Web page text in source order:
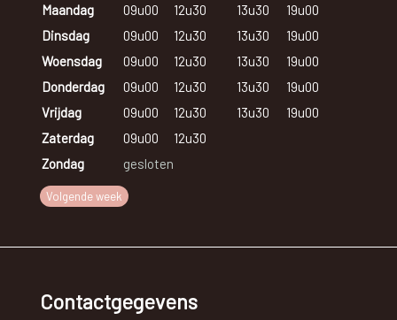
Maandag 09u00 12u30 13u30
19u00
Dinsdag
09u00 12u30 13u30
19u00
Woensdag
09u00 12u30 13u30
19u00
Donderdag
09u00 12u30 13u30
19u00
Vrijdag
09u00 12u30 13u30
19u00
Zaterdag
09u00
12u30
Zondag
gesloten
Volgende week
Contactgegevens